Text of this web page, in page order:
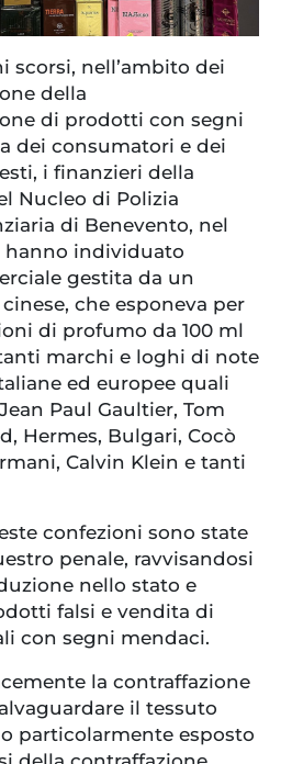
scorsi, nell’ambito dei
della
di prodotti con segni
dei consumatori e dei
i finanzieri della
Nucleo di Polizia
di Benevento, nel
hanno individuato
gestita da un
che esponeva per
di profumo da 100 ml
marchi e loghi di note
ed europee quali
Paul Gaultier, Tom
Hermes, Bulgari, Cocò
Calvin Klein e tanti
confezioni sono state
penale, ravvisandosi
nello stato e
falsi e vendita di
con segni mendaci.
la contraffazione
il tessuto
particolarmente esposto